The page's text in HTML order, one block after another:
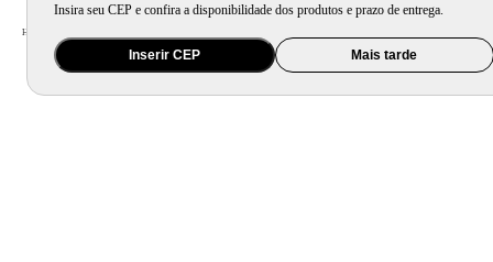
Insira seu CEP e confira a disponibilidade dos produtos e prazo de entrega.
Inserir CEP Mais tarde
Home